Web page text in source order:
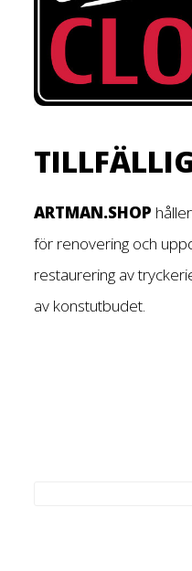
ARTMAN.SHOP
för renovering och
restaurering av
av konstutbudet.